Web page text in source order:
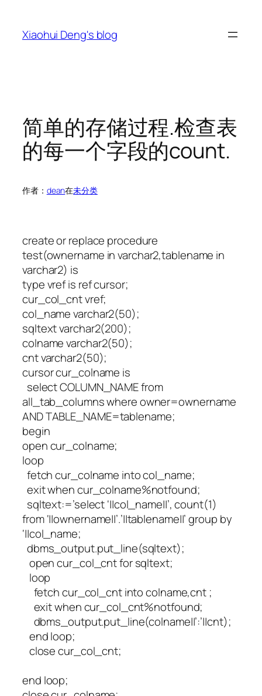
Xiaohui Deng's blog
简单的存储过程.检查表
的每一个字段的count.
作者： dean在未分类
create or replace procedure
test(ownername in varchar2,tablename in
varchar2) is
type vref is ref cursor;
cur_col_cnt vref;
col_name varchar2(50);
sqltext varchar2(200);
colname varchar2(50);
cnt varchar2(50);
cursor cur_colname is
select COLUMN_NAME from
all_tab_columns where owner=ownername
AND TABLE_NAME=tablename;
begin
open cur_colname;
loop
fetch cur_colname into col_name;
exit when cur_colname%notfound;
sqltext:=’select ‘||col_name||’, count(1)
from ‘||ownername||’.’||tablename||’ group by
‘||col_name;
dbms_output.put_line(sqltext);
open cur_col_cnt for sqltext;
loop
fetch cur_col_cnt into colname,cnt ;
exit when cur_col_cnt%notfound;
dbms_output.put_line(colname||’:’||cnt);
end loop;
close cur_col_cnt;
end loop;